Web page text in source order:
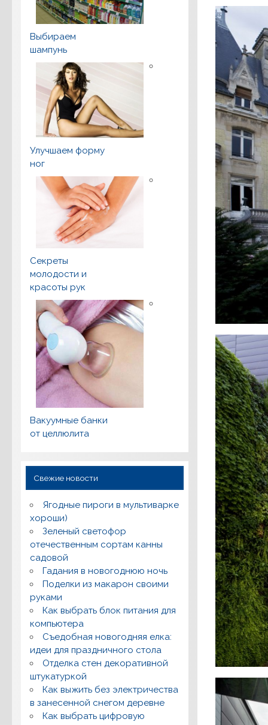
Выбираем
шампунь
Улучшаем форму
ног
Секреты
молодости и
красоты рук
Вакуумные банки
от целлюлита
Свежие новости
Ягодные пироги в мультиварке
хороши)
Зеленый светофор
отечественным сортам канны
садовой
Гадания в новогоднюю ночь
Поделки из макарон своими
руками
Как выбрать блок питания для
компьютера
Съедобная новогодняя елка:
идеи для праздничного стола
Отделка стен декоративной
штукатуркой
Как выжить без электричества
в занесенной снегом деревне
Как выбрать цифровую